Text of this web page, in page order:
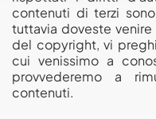
contenuti di terzi
tuttavia doveste venire
del copyright, vi
cui venissimo a
provvederemo a
contenuti.